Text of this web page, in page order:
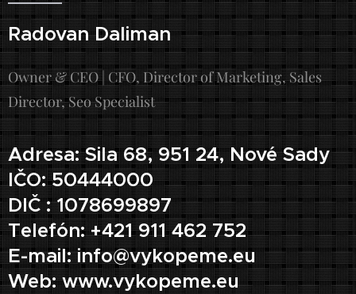
Radovan Daliman
Owner & CEO | CFO, Director of Marketing, Sales
Director, Seo Specialist
Adresa: Sila 68, 951 24, Nové Sady
IČO: 50444000
DIČ : 1078699897
Telefón: +421 911 462 752
E-mail: info@vykopeme.eu
Web: www.vykopeme.eu